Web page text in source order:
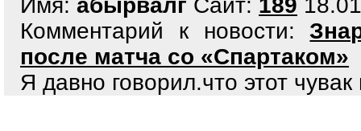
Имя: абырвалг Сайт: 189
Комментарий к новости:
после матча со «Спартаком»
Я давно говорил.что этот